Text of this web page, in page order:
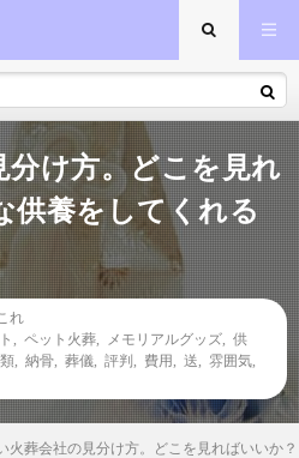
分け方。どこを見れ
供養をしてくれる
れ
ペット火葬 メモリアルグッズ
供
納骨 葬儀 評判 費用 送 雰囲気
火葬会社の見分け方。どこを見ればいいか